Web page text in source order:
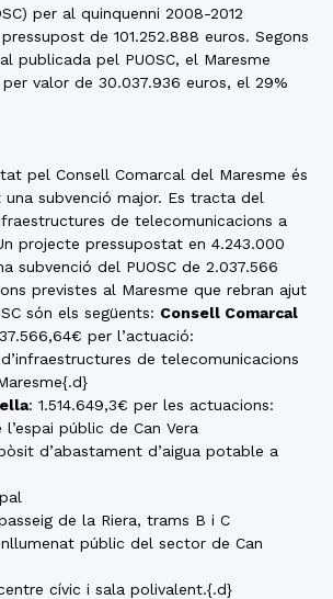
per al quinquenni 2008-2012
de 101.252.888 euros. Segons
publicada pel PUOSC, el Maresme
valor de 30.037.936 euros, el 29%
pel Consell Comarcal del Maresme és
subvenció major. Es tracta del
de telecomunicacions a
projecte pressupostat en 4.243.000
subvenció del PUOSC de 2.037.566
previstes al Maresme que rebran ajut
són els següents: Consell Comarcal
per l’actuació:
de telecomunicacions
: 1.514.649,3€ per les actuacions:
públic de Can Vera
d’abastament d’aigua potable a
de la Riera, trams B i C
públic del sector de Can
cívic i sala polivalent.{.d}